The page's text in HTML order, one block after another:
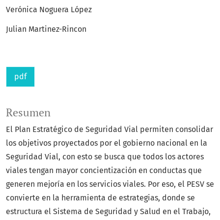
Verónica Noguera López
Julian Martinez-Rincon
pdf
Resumen
El Plan Estratégico de Seguridad Vial permiten consolidar
los objetivos proyectados por el gobierno nacional en la
Seguridad Vial, con esto se busca que todos los actores
viales tengan mayor concientización en conductas que
generen mejoría en los servicios viales. Por eso, el PESV se
convierte en la herramienta de estrategias, donde se
estructura el Sistema de Seguridad y Salud en el Trabajo,